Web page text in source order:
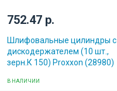
752.47 р.
Шлифовальные цилиндры с
дискодержателем (10 шт.,
зерн.К 150) Proxxon (28980)
В НАЛИЧИИ